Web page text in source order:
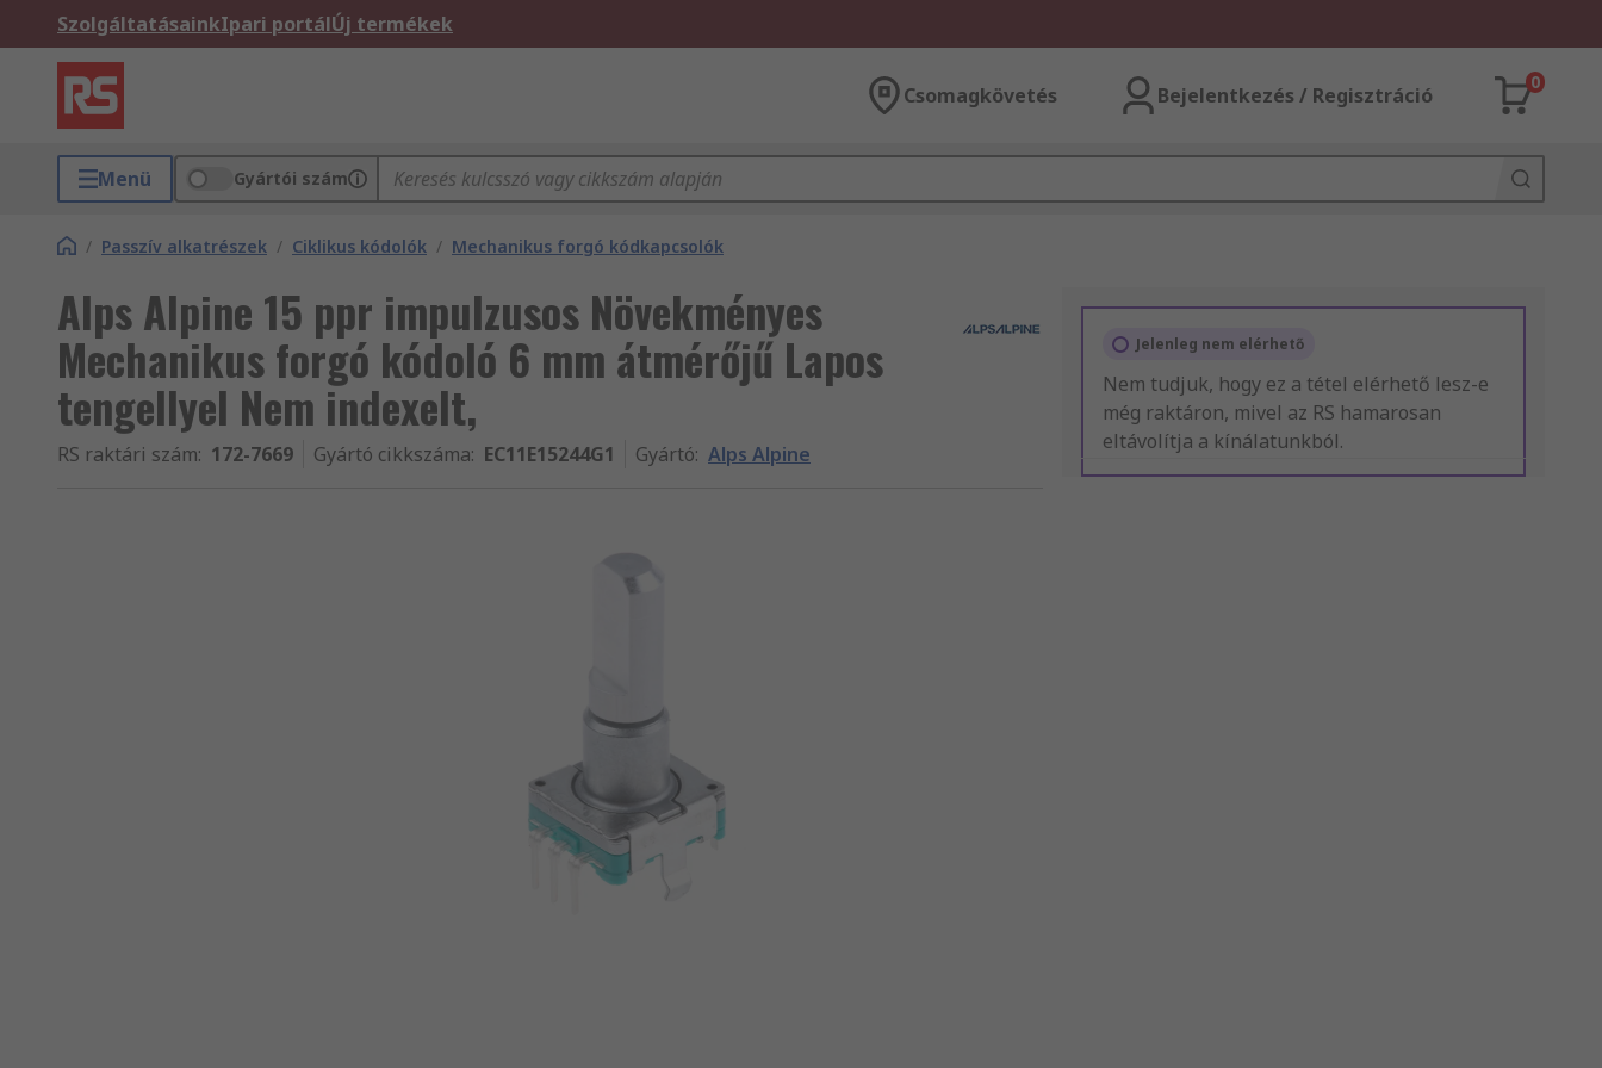
SzolgáltatásainkIpari portálÚj termékek
Csomagkövetés Bejelentkezés / Regisztráció
0
Menü Gyártói szám
/ Passzív alkatrészek / Ciklikus kódolók / Mechanikus forgó kódkapcsolók
Alps Alpine 15 ppr impulzusos Növekményes
Mechanikus forgó kódoló 6 mm átmérőjű Lapos
tengellyel Nem indexelt,
RS raktári szám: 172-7669 Gyártó cikkszáma: EC11E15244G1 Gyártó: Alps Alpine
Jelenleg nem elérhető
Nem tudjuk, hogy ez a tétel elérhető lesz-e
még raktáron, mivel az RS hamarosan
eltávolítja a kínálatunkból.